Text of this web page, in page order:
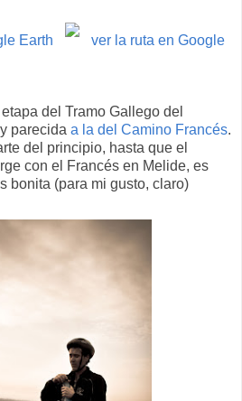
Earth ver la ruta en Google
del Tramo Gallego del
parecida a la del Camino Francés.
del principio, hasta que el
con el Francés en Melide, es
bonita (para mi gusto, claro)